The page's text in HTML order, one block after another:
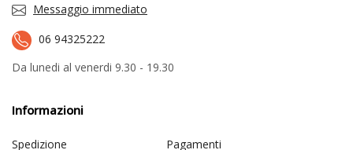
Messaggio immediato
06 94325222
Da lunedi al venerdi 9.30 - 19.30
Informazioni
Spedizione
Pagamenti